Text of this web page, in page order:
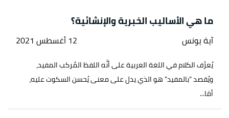
ما هي الأساليب الخبرية والإنشائية؟
آية يونس 12 أغسطس 2021
يُعرَّف الكلام في اللغة العربية على أنَّه اللفظ المُركب المفيد،
ويُقصد "بالمفيد" هو الذي يدل على معنى يُحسن السكوت عليه،
أمَا...